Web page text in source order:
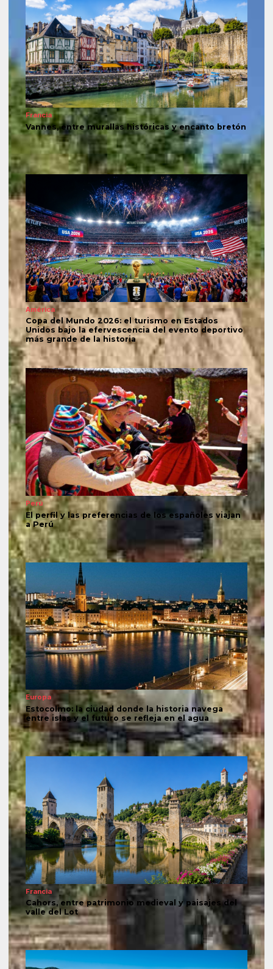
Francia
Vannes, entre murallas históricas y encanto bretón
América
Copa del Mundo 2026: el turismo en Estados
Unidos bajo la efervescencia del evento deportivo
más grande de la historia
Perú
El perfil y las preferencias de los españoles viajan
a Perú
Europa
Estocolmo: la ciudad donde la historia navega
entre islas y el futuro se refleja en el agua
Francia
Cahors, entre patrimonio medieval y paisajes del
valle del Lot